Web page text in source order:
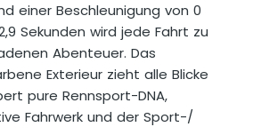
einer Beschleunigung von 0
Sekunden wird jede Fahrt zu
Abenteuer. Das
Exterieur zieht alle Blicke
pure Rennsport-DNA,
Fahrwerk und der Sport-/
30 Jahre
erlaubt
99,00 €